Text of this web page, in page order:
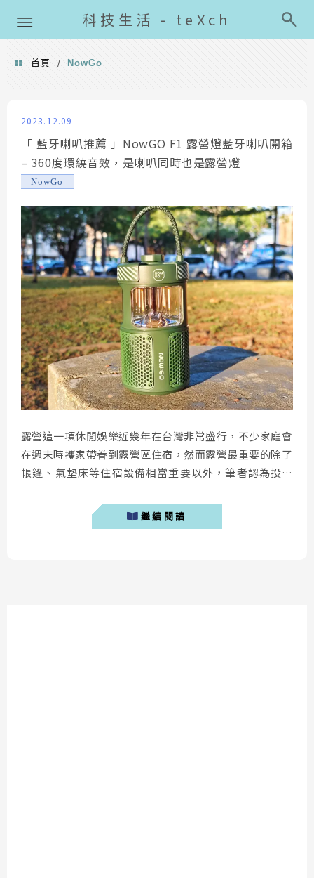
科技生活 - teXch
首頁 / NowGo
2023.12.09
「 藍牙喇叭推薦 」NowGO F1 露營燈藍牙喇叭開箱
– 360度環繞音效，是喇叭同時也是露營燈
NowGo
露營這一項休閒娛樂近幾年在台灣非常盛行，不少家庭會
在週末時攜家帶眷到露營區住宿，然而露營最重要的除了
帳篷、氣墊床等住宿設備相當重要以外，筆者認為投影
款藍牙喇叭是由新品牌「 NOWGO 」所推出的露營燈藍
牙喇叭，喇叭本身除了可以外放音樂以外，還內建兩種不
繼續閱讀